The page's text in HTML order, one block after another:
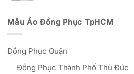
Mẫu Áo Đồng Phục TpHCM
Đồng Phục Quận
Đồng Phục Thành Phố Thủ Đức